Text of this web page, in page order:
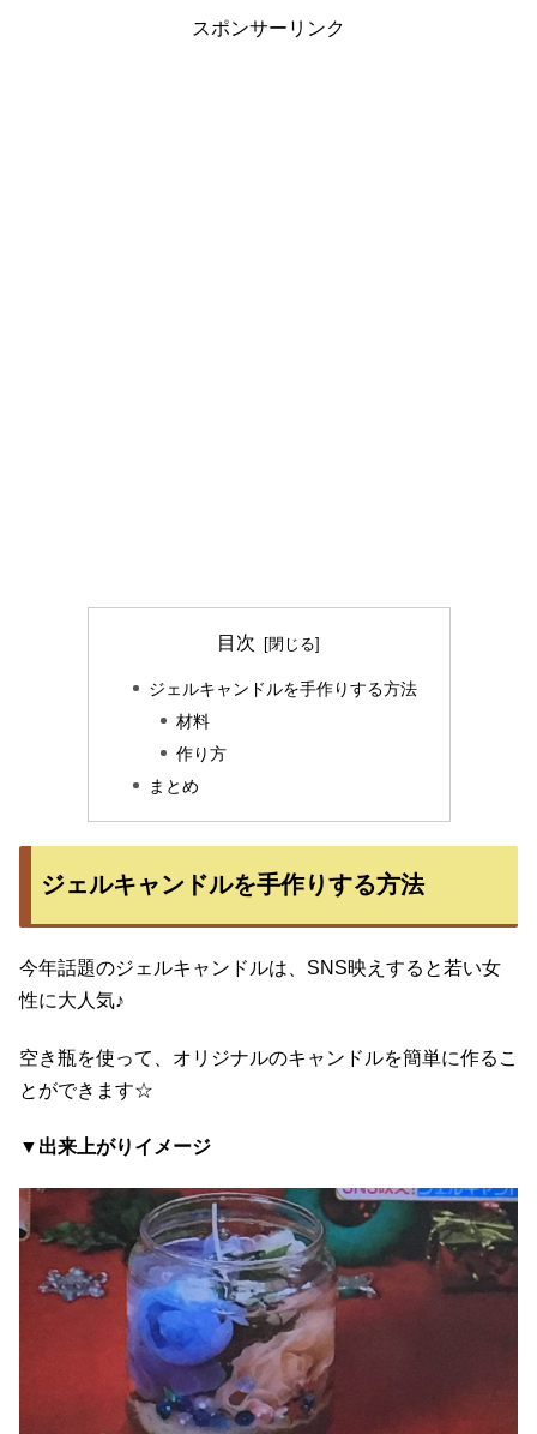
スポンサーリンク
目次
ジェルキャンドルを手作りする方法
材料
作り方
まとめ
ジェルキャンドルを手作りする方法
今年話題のジェルキャンドルは、SNS映えすると若い女
性に大人気♪
空き瓶を使って、オリジナルのキャンドルを簡単に作るこ
とができます☆
▼出来上がりイメージ